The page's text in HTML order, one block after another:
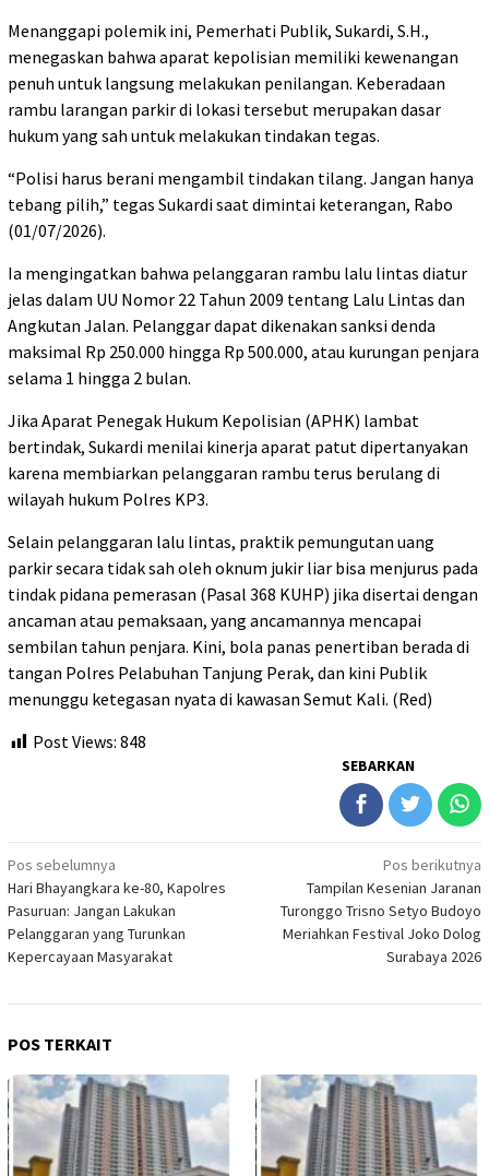
Menanggapi polemik ini, Pemerhati Publik, Sukardi, S.H.,
menegaskan bahwa aparat kepolisian memiliki kewenangan
penuh untuk langsung melakukan penilangan. Keberadaan
rambu larangan parkir di lokasi tersebut merupakan dasar
hukum yang sah untuk melakukan tindakan tegas.
“Polisi harus berani mengambil tindakan tilang. Jangan hanya
tebang pilih,” tegas Sukardi saat dimintai keterangan, Rabo
(01/07/2026).
Ia mengingatkan bahwa pelanggaran rambu lalu lintas diatur
jelas dalam UU Nomor 22 Tahun 2009 tentang Lalu Lintas dan
Angkutan Jalan. Pelanggar dapat dikenakan sanksi denda
maksimal Rp 250.000 hingga Rp 500.000, atau kurungan penjara
selama 1 hingga 2 bulan.
Jika Aparat Penegak Hukum Kepolisian (APHK) lambat
bertindak, Sukardi menilai kinerja aparat patut dipertanyakan
karena membiarkan pelanggaran rambu terus berulang di
wilayah hukum Polres KP3.
Selain pelanggaran lalu lintas, praktik pemungutan uang
parkir secara tidak sah oleh oknum jukir liar bisa menjurus pada
tindak pidana pemerasan (Pasal 368 KUHP) jika disertai dengan
ancaman atau pemaksaan, yang ancamannya mencapai
sembilan tahun penjara. Kini, bola panas penertiban berada di
tangan Polres Pelabuhan Tanjung Perak, dan kini Publik
menunggu ketegasan nyata di kawasan Semut Kali. (Red)
Post Views: 848
SEBARKAN
Navigasi
pos
Pos sebelumnya
Hari Bhayangkara ke-80, Kapolres
Pasuruan: Jangan Lakukan
Pelanggaran yang Turunkan
Kepercayaan Masyarakat
Pos berikutnya
Tampilan Kesenian Jaranan
Turonggo Trisno Setyo Budoyo
Meriahkan Festival Joko Dolog
Surabaya 2026
POS TERKAIT